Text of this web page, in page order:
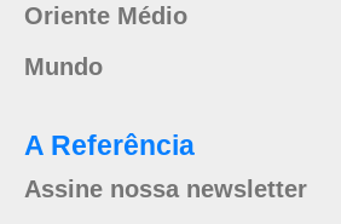
Oriente Médio
Mundo
A Referência
Assine nossa newsletter